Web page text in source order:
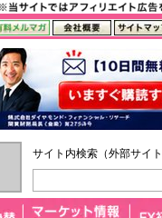
サイト内検索（外部サイ